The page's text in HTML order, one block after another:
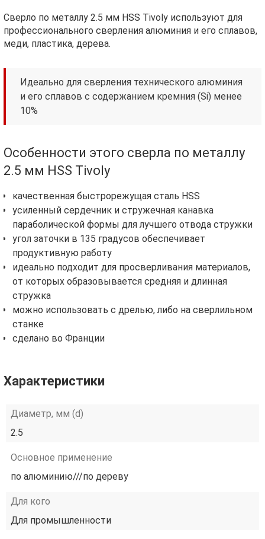
Сверло по металлу 2.5 мм HSS Tivoly используют для
профессионального сверления алюминия и его сплавов,
меди, пластика, дерева.
Идеально для сверления технического алюминия
и его сплавов с содержанием кремния (Si) менее
10%
Особенности этого сверла по металлу
2.5 мм HSS Tivoly
качественная быстрорежущая сталь HSS
усиленный сердечник и стружечная канавка
параболической формы для лучшего отвода стружки
угол заточки в 135 градусов обеспечивает
продуктивную работу
идеально подходит для просверливания материалов,
от которых образовывается средняя и длинная
стружка
можно использовать с дрелью, либо на сверлильном
станке
сделано во Франции
Характеристики
Диаметр, мм (d)
2.5
Основное применение
по алюминию///по дереву
Для кого
Для промышленности